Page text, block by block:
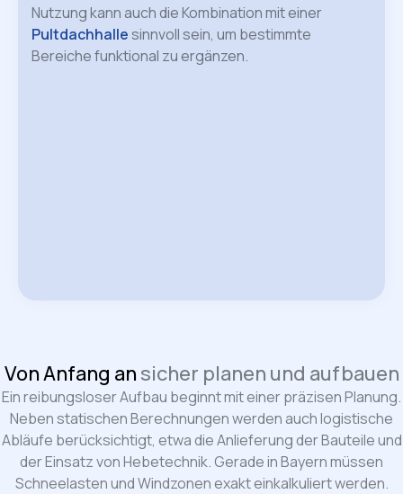
Nutzung kann auch die Kombination mit einer
Pultdachhallesinnvoll sein, um bestimmte
Bereiche funktional zu ergänzen.
Von Anfang an sicher planen und aufbauen
Ein reibungsloser Aufbau beginnt mit einer präzisen Planung.
Neben statischen Berechnungen werden auch logistische
Abläufe berücksichtigt, etwa die Anlieferung der Bauteile und
der Einsatz von Hebetechnik. Gerade in Bayern müssen
Schneelasten und Windzonen exakt einkalkuliert werden.